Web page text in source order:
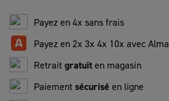
Payez en 4x sans frais
Payez en 2x 3x 4x 10x avec Alma
Retraitgratuiten magasin
Paiementsécurisé en ligne